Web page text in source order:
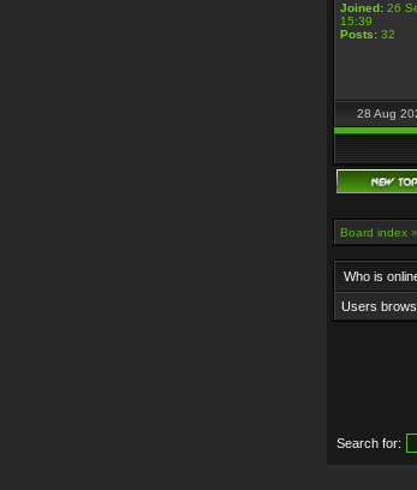
Joined: 26
15:39
Posts: 32
28 Aug
Board index »
Who is
Users
Search for: